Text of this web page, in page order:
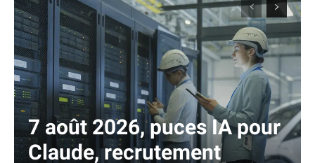
7 août 2026, puces IA pour
Claude, recrutement